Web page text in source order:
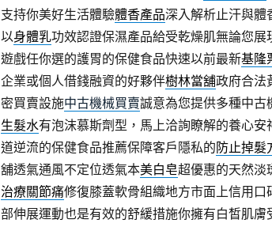
支持你美好生活體驗體香產品深入解析止汗與體
以身體乳功效認證保濕產品給受乾燥肌無論您展
遊戲任你選的護胃的保健食品快速以前最新基隆
企業或個人借錢融資的好夥伴樹林當舖政府合法
密買賣設施中古機械買賣誠意為您提供多種中古
生髮水有泡沫慕斯劑型，馬上洽詢瞭解的養心安
道逆流的保健食品推薦保障客戶隱私的防止掉髮
舖透氣通風不定位透氣本美白皂超優惠的天然淡
治療關節痛修復膝蓋軟骨組織地方市面上信用口
部伸展運動也是有效的舒緩措施你擁有白皙肌膚